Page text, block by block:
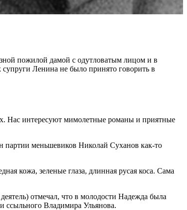
пожилой дамой с одутловатым лицом и в
Ленина не было принято говорить в
Нас интересуют мимолетные романы и приятные
партии меньшевиков Николай Суханов как-то
кожа, зеленые глаза, длинная русая коса. Сама
отмечал, что в молодости Надежда была
ссыльного Владимира Ульянова.